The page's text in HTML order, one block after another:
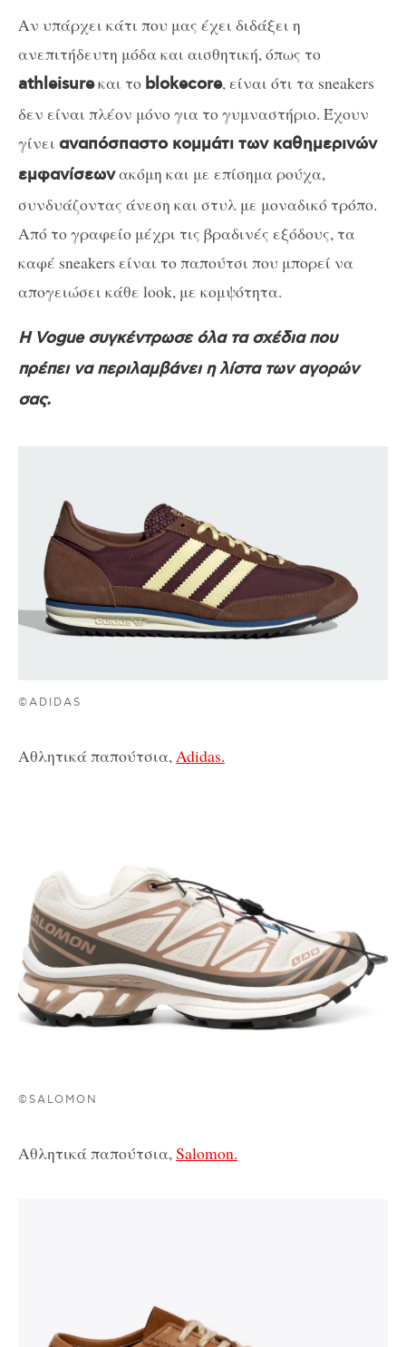
Αν υπάρχει κάτι που μας έχει διδάξει η
ανεπιτήδευτη μόδα και αισθητική, όπως το
athleisureκαι το blokecore, είναι ότι τα sneakers
δεν είναι πλέον μόνο για το γυμναστήριο. Έχουν
γίνει αναπόσπαστο κομμάτι των καθημερινών
εμφανίσεωνακόμη και με επίσημα ρούχα,
συνδυάζοντας άνεση και στυλ με μοναδικό τρόπο.
Από το γραφείο μέχρι τις βραδινές εξόδους, τα
καφέ sneakers είναι το παπούτσι που μπορεί να
απογειώσει κάθε look, με κομψότητα.
Η Vogue συγκέντρωσε όλα τα σχέδια που
πρέπει να περιλαμβάνει η λίστα των αγορών
σας.
©ADIDAS
Αθλητικά παπούτσια,Adidas.
©SALOMON
Αθλητικά παπούτσια,Salomon.